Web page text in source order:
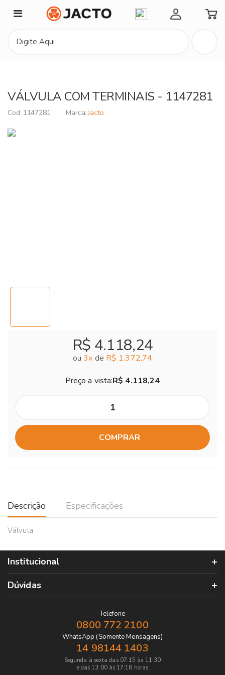
Minha Conta
VÁLVULA COM TERMINAIS - 1147281
1147281 Jacto
R$ 4.118,24
ou3x de R$ 1.372,74
Preço a vista:R$ 4.118,24
COMPRAR
Descrição Especificações
Válvula
Institucional
Dúvidas
Telefone
0800 772 2100
WhatsApp (Somente Mensagens)
14 98144 1403
Segunda à sexta das 07:15 às 11:30
e das 13:00 às 17:18 horas